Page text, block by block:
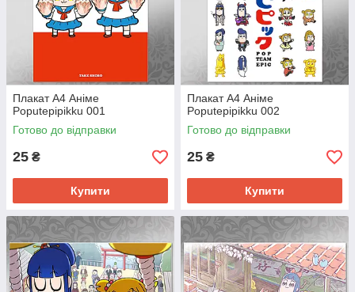
Плакат А4 Аніме
Poputepipikku 001
Готово до відправки
25 ₴
Купити
Плакат А4 Аніме
Poputepipikku 002
Готово до відправки
25 ₴
Купити